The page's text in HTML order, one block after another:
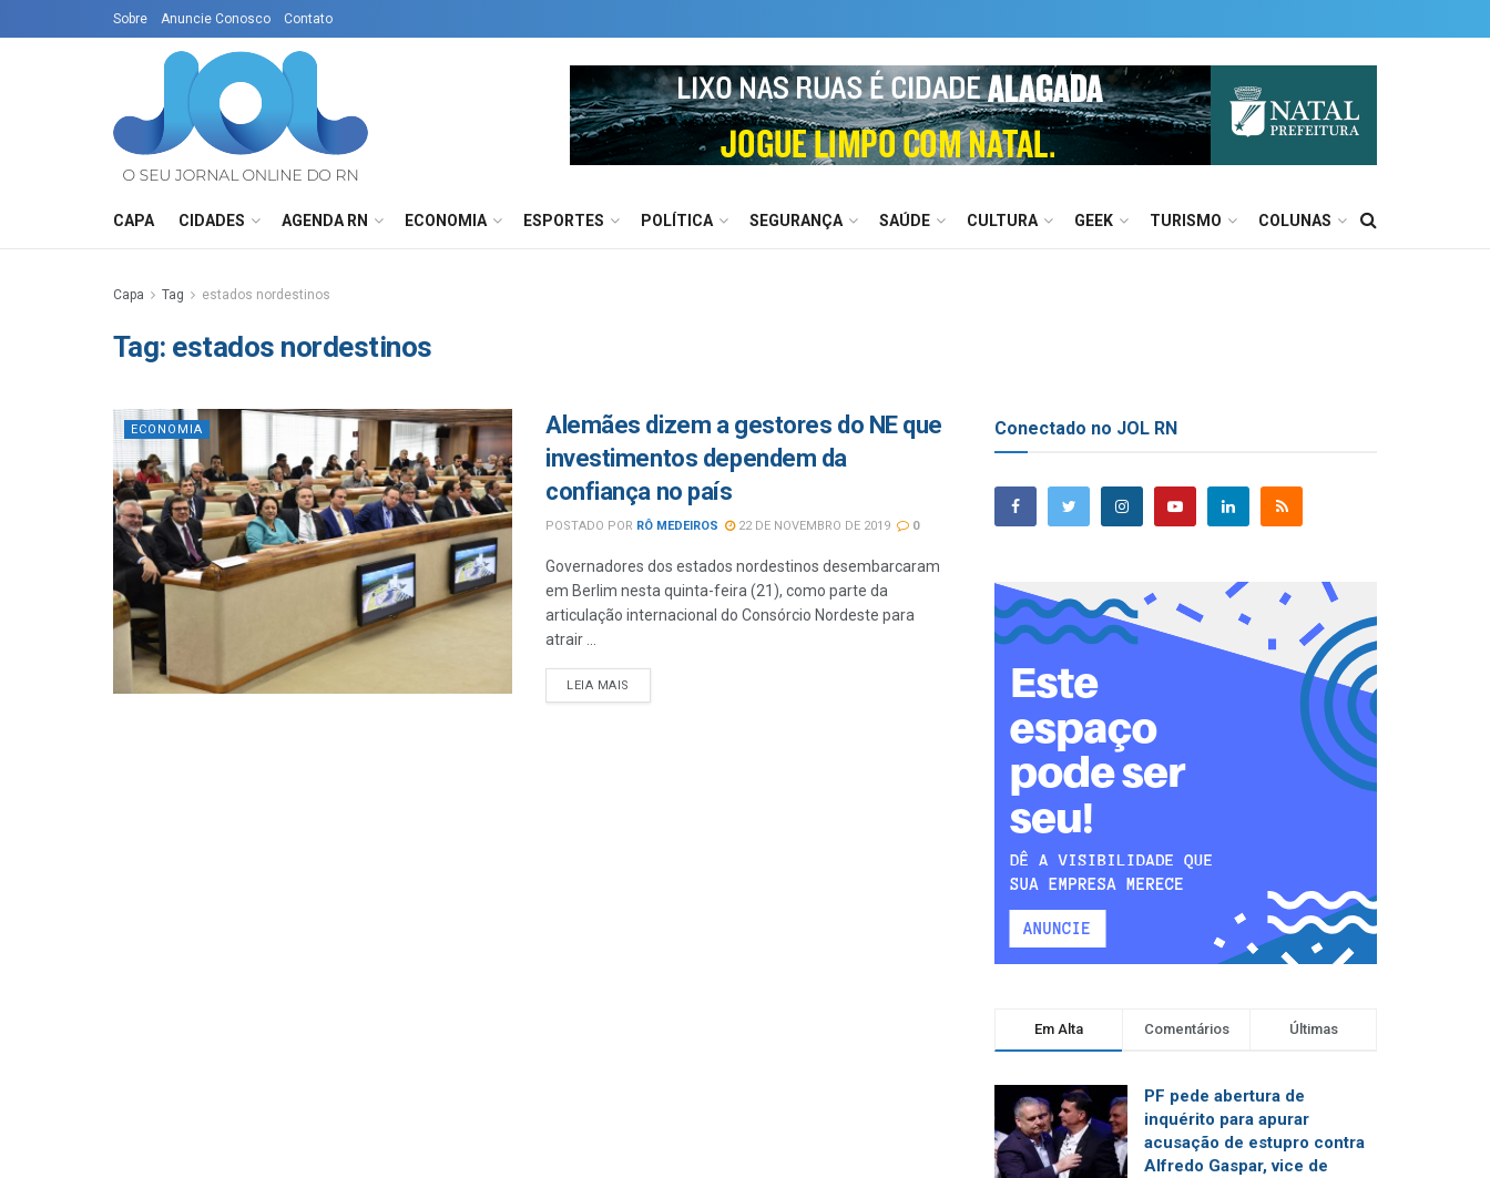
Sobre Anuncie Conosco Contato
CAPA CIDADES AGENDA RN ECONOMIA ESPORTES POLÍTICA SEGURANÇA SAÚDE CULTURA GEEK TURISMO COLUNAS
Capa Tag estados nordestinos
Tag: estados nordestinos
ECONOMIA
Alemães dizem a gestores do NE que
investimentos dependem da
confiança no país
POSTADO POR RÔ MEDEIROS 22 DE NOVEMBRO DE 2019 0
Governadores dos estados nordestinos desembarcaram
em Berlim nesta quinta-feira (21), como parte da
articulação internacional do Consórcio Nordeste para
atrair ...
LEIA MAIS
Conectado no JOL RN
Em Alta Comentários Últimas
PF pede abertura de
inquérito para apurar
acusação de estupro contra
Alfredo Gaspar, vice de